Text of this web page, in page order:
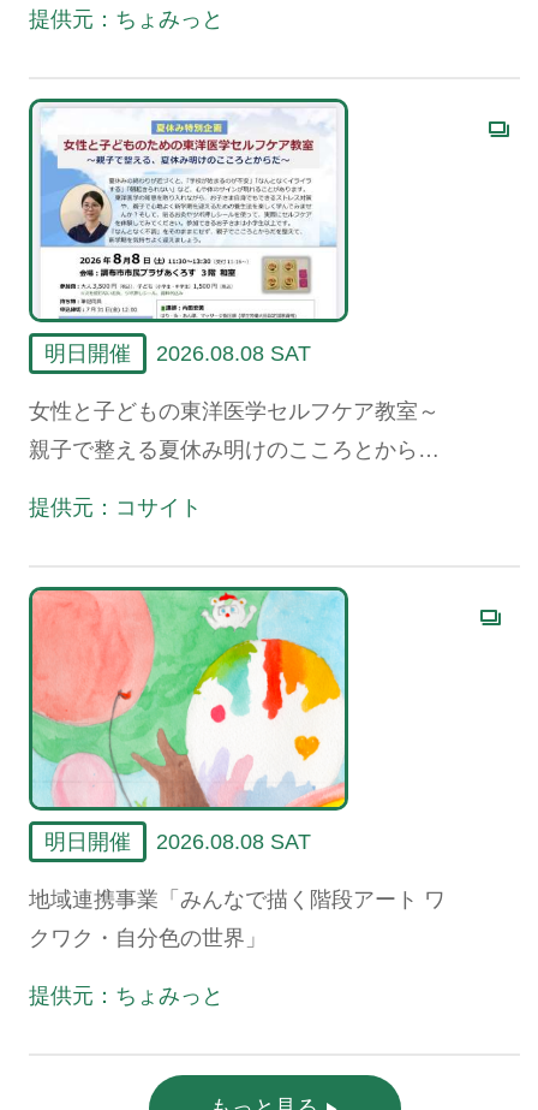
提供元：ちょみっと
明日開催 2026.08.08 SAT
女性と子どもの東洋医学セルフケア教室～
親子で整える夏休み明けのこころとからだ
提供元：コサイト
明日開催 2026.08.08 SAT
地域連携事業「みんなで描く階段アート ワ
クワク・自分色の世界」
提供元：ちょみっと